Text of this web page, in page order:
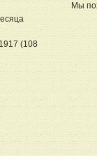
(108
Мы